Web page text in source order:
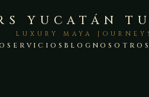
YUCATÁN
LUXURY MAYA
SERVICIOS BLOG NOSOTROS